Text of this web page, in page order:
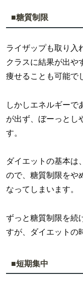
■糖質制限
ライザップも取り入
クラスに結果が出や
痩せることも可能で
しかしエネルギーで
が出ず、ぼーっとし
す。
ダイエットの基本は、
ので、糖質制限をや
なってしまいます。
ずっと糖質制限を続
すが、ダイエットの
■短期集中